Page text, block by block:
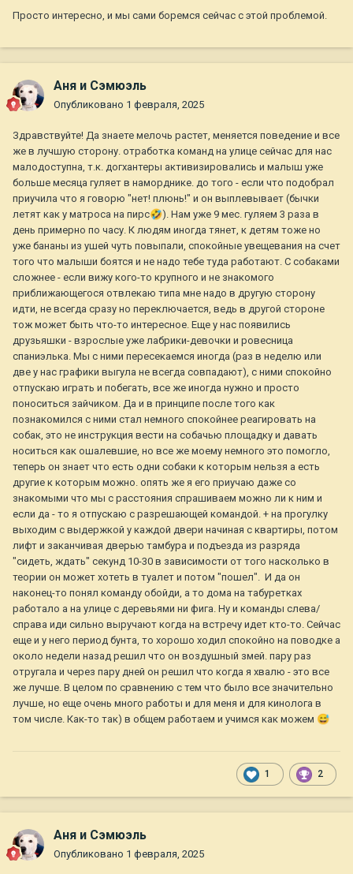
Просто интересно, и мы сами боремся сейчас с этой проблемой.
Аня и Сэмюэль
Опубликовано 1 февраля, 2025
Здравствуйте! Да знаете мелочь растет, меняется поведение и все
же в лучшую сторону. отработка команд на улице сейчас для нас
малодоступна, т.к. догхантеры активизировались и малыш уже
больше месяца гуляет в наморднике. до того - если что подобрал
приучила что я говорю "нет! плюнь!" и он выплевывает (бычки
летят как у матроса на пирс🤣). Нам уже 9 мес. гуляем 3 раза в
день примерно по часу. К людям иногда тянет, к детям тоже но
уже бананы из ушей чуть повыпали, спокойные увещевания на счет
того что малыши боятся и не надо тебе туда работают. С собаками
сложнее - если вижу кого-то крупного и не знакомого
приближающегося отвлекаю типа мне надо в другую сторону
идти, не всегда сразу но переключается, ведь в другой стороне
тож может быть что-то интересное. Еще у нас появились
друзьяшки - взрослые уже лабрики-девочки и ровесница
спаниэлька. Мы с ними пересекаемся иногда (раз в неделю или
две у нас графики выгула не всегда совпадают), с ними спокойно
отпускаю играть и побегать, все же иногда нужно и просто
поноситься зайчиком. Да и в принципе после того как
познакомился с ними стал немного спокойнее реагировать на
собак, это не инструкция вести на собачью площадку и давать
носиться как ошалевшие, но все же моему немного это помогло,
теперь он знает что есть одни собаки к которым нельзя а есть
другие к которым можно. опять же я его приучаю даже со
знакомыми что мы с расстояния спрашиваем можно ли к ним и
если да - то я отпускаю с разрешающей командой. + на прогулку
выходим с выдержкой у каждой двери начиная с квартиры, потом
лифт и заканчивая дверью тамбура и подъезда из разряда
"сидеть, ждать" секунд 10-30 в зависимости от того насколько в
теории он может хотеть в туалет и потом "пошел". И да он
наконец-то понял команду обойди, а то дома на табуретках
работало а на улице с деревьями ни фига. Ну и команды слева/
справа иди сильно выручают когда на встречу идет кто-то. Сейчас
еще и у него период бунта, то хорошо ходил спокойно на поводке а
около недели назад решил что он воздушный змей. пару раз
отругала и через пару дней он решил что когда я хвалю - это все
же лучше. В целом по сравнению с тем что было все значительно
лучше, но еще очень много работы и для меня и для кинолога в
том числе. Как-то так) в общем работаем и учимся как можем 😅
1 2
Аня и Сэмюэль
Опубликовано 1 февраля, 2025